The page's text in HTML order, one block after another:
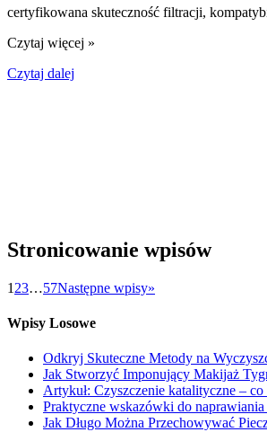
certyfikowana skuteczność filtracji,
Czytaj więcej »
Czytaj dalej
Stronicowanie wpisów
1 23…57Następne wpisy»
Wpisy Losowe
Odkryj Skuteczne Metody na
Jak Stworzyć Imponujący Makijaż
Artykuł: Czyszczenie katalityczne – co
Praktyczne wskazówki do
Jak Długo Można Przechowywać